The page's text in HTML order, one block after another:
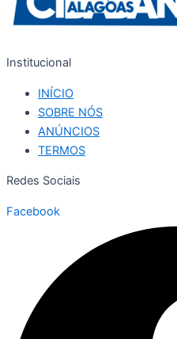
Institucional
INÍCIO
SOBRE NÓS
ANÚNCIOS
TERMOS
Redes Sociais
Facebook